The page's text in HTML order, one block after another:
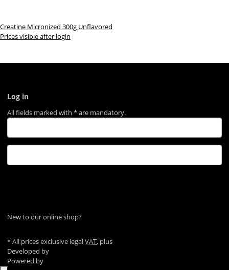
Creatine Micronized 300g Unflavored
Prices visible after login
Log in
All fields marked with *are mandatory.
New to our online shop?
* All prices exclusive legalVAT, plus
Developed by
Powered by